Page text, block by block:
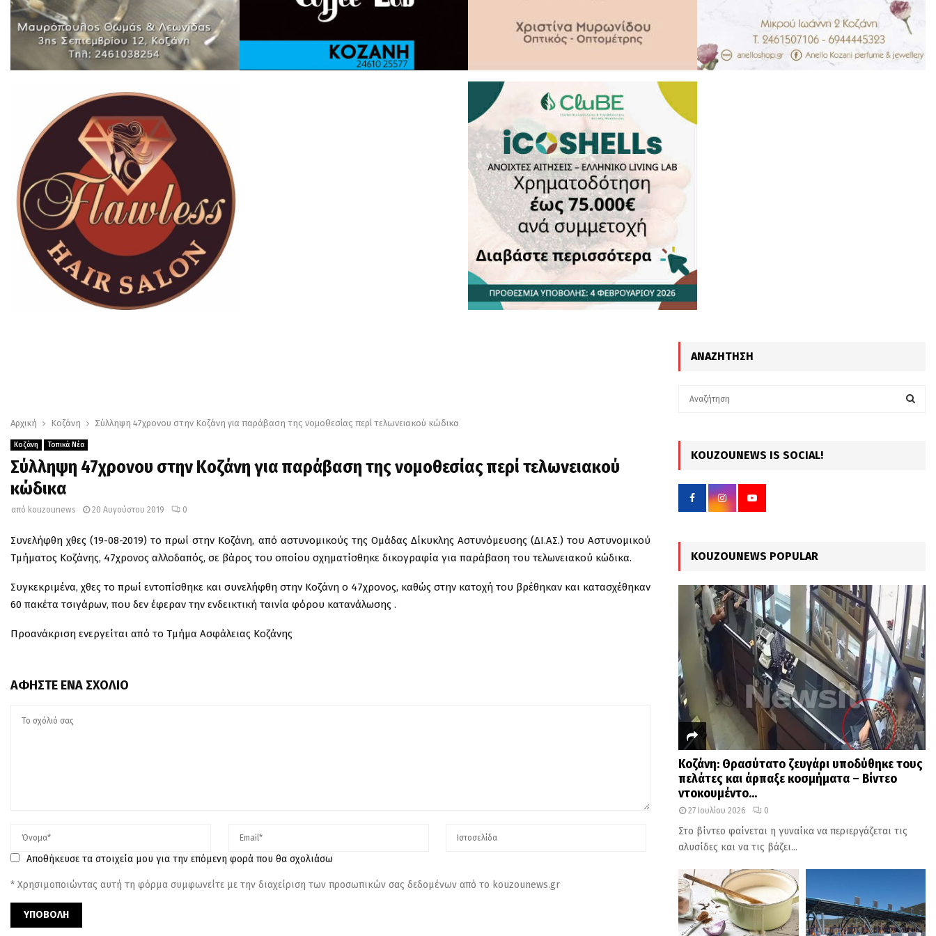
Αρχική Κοζάνη Σύλληψη 47χρονου στην Κοζάνη για παράβαση της νομοθεσίας περί τελωνειακού κώδικα
Κοζάνη Τοπικά Νέα
Σύλληψη 47χρονου στην Κοζάνη για παράβαση της νομοθεσίας περί τελωνειακού
κώδικα
από kouzounews 20 Αυγούστου 2019 0
Συνελήφθη χθες (19-08-2019) το πρωί στην Κοζάνη, από αστυνομικούς της Ομάδας Δίκυκλης Αστυνόμευσης (ΔΙ.ΑΣ.) του Αστυνομικού
Τμήματος Κοζάνης, 47χρονος αλλοδαπός, σε βάρος του οποίου σχηματίσθηκε δικογραφία για παράβαση του τελωνειακού κώδικα.
Συγκεκριμένα, χθες το πρωί εντοπίσθηκε και συνελήφθη στην Κοζάνη ο 47χρονος, καθώς στην κατοχή του βρέθηκαν και κατασχέθηκαν
60 πακέτα τσιγάρων, που δεν έφεραν την ενδεικτική ταινία φόρου κατανάλωσης .
Προανάκριση ενεργείται από το Τμήμα Ασφάλειας Κοζάνης
ΑΦΉΣΤΕ ΈΝΑ ΣΧΌΛΙΟ
Αποθήκευσε τα στοιχεία μου για την επόμενη φορά που θα σχολιάσω
* Χρησιμοποιώντας αυτή τη φόρμα συμφωνείτε με την διαχείριση των προσωπικών σας δεδομένων από το kouzounews.gr
ΑΝΑΖΉΤΗΣΗ
r
KOUZOUNEWS IS SOCIAL!
KOUZOUNEWS POPULAR
Κοζάνη: Θρασύτατο ζευγάρι υποδύθηκε τους
πελάτες και άρπαξε κοσμήματα – Βίντεο
ντοκουμέντο...
27 Ιουλίου 2026 0
Στο βίντεο φαίνεται η γυναίκα να περιεργάζεται τις
αλυσίδες και να τις βάζει...